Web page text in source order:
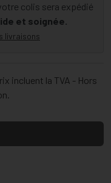
colis sera expédié
et soignée.
livraisons
incluent la TVA - Hors